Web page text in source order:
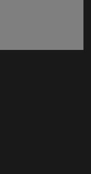
nueva ventana)
ventana)